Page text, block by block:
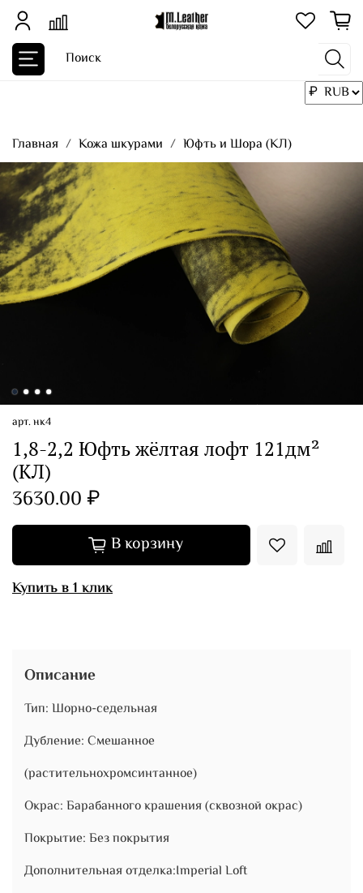
Главная Кожа шкурами Юфть и Шора (КЛ)
арт.нк4
1,8-2,2 Юфть жёлтая лофт 121дм²
(КЛ)
3630.00 ₽
В корзину
Купить в 1 клик
Описание
Тип: Шорно-седельная
Дубление: Смешанное
(растительнохромсинтанное)
Окрас: Барабанного крашения (сквозной окрас)
Покрытие: Без покрытия
Дополнительная отделка:Imperial Loft